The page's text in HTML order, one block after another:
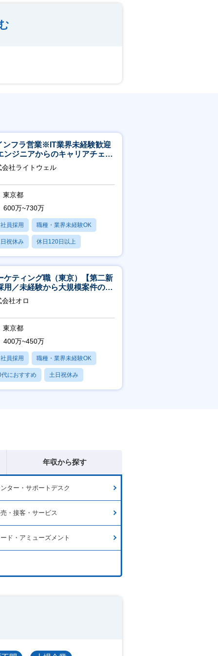
ンフラ営業※IT業界未経験歓迎
ンジニアからのキャリアチェン
※【週3～4日リモート可能】
会社ライトウェル
東京都
600万~730万
員採用 職種・業界未経験OK
祝休み 休日120日以上
業20時間以内
ケティング職（東京）【第二新
用／未経験から大規模案件のマ
ティングが経験できる／研修充
会社オロ
東京都
400万~450万
員採用 職種・業界未経験OK
代におすすめ 土日祝休み
120日以上
年収から探す
ター・サポートデスク
・接客・サービス
ド・アミューズメント